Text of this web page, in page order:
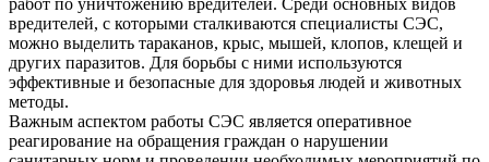
работ по уничтожению вредителей. Среди основных видов
вредителей, с которыми сталкиваются специалисты СЭС,
можно выделить тараканов, крыс, мышей, клопов, клещей и
других паразитов. Для борьбы с ними используются
эффективные и безопасные для здоровья людей и животных
методы.
Важным аспектом работы СЭС является оперативное
реагирование на обращения граждан о нарушении